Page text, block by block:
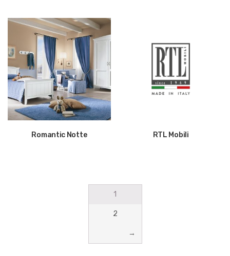
Romantic Notte RTL Mobili
1
2
→